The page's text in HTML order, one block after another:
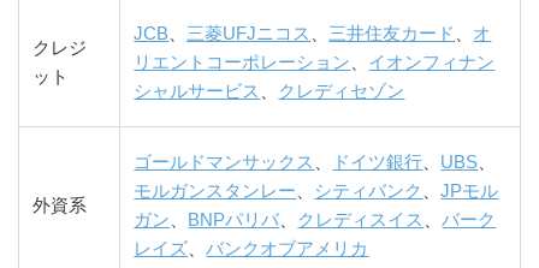
クレジ
ット
JCB、三菱UFJニコス 、三井住友カード 、 オ
リエントコーポレーション、 イオンフィナン
シャルサービス 、 クレディセゾン
外資系
ゴールドマンサックス 、 ドイツ銀行、 UBS、
モルガンスタンレー、 シティバンク 、JPモル
ガン、 BNPパリバ、 クレディスイス 、バーク
レイズ、バンクオブアメリカ